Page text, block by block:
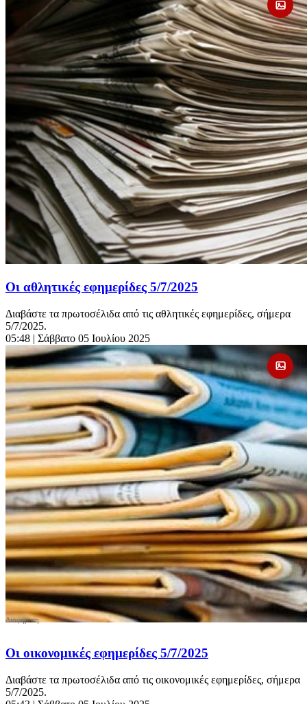
Οι αθλητικές εφημερίδες 5/7/2025
Διαβάστε τα πρωτοσέλιδα από τις αθλητικές εφημερίδες, σήμερα
5/7/2025.
05:48 | Σάββατο 05 Ιουλίου 2025
Οι οικονομικές εφημερίδες 5/7/2025
Διαβάστε τα πρωτοσέλιδα από τις οικονομικές εφημερίδες, σήμερα
5/7/2025.